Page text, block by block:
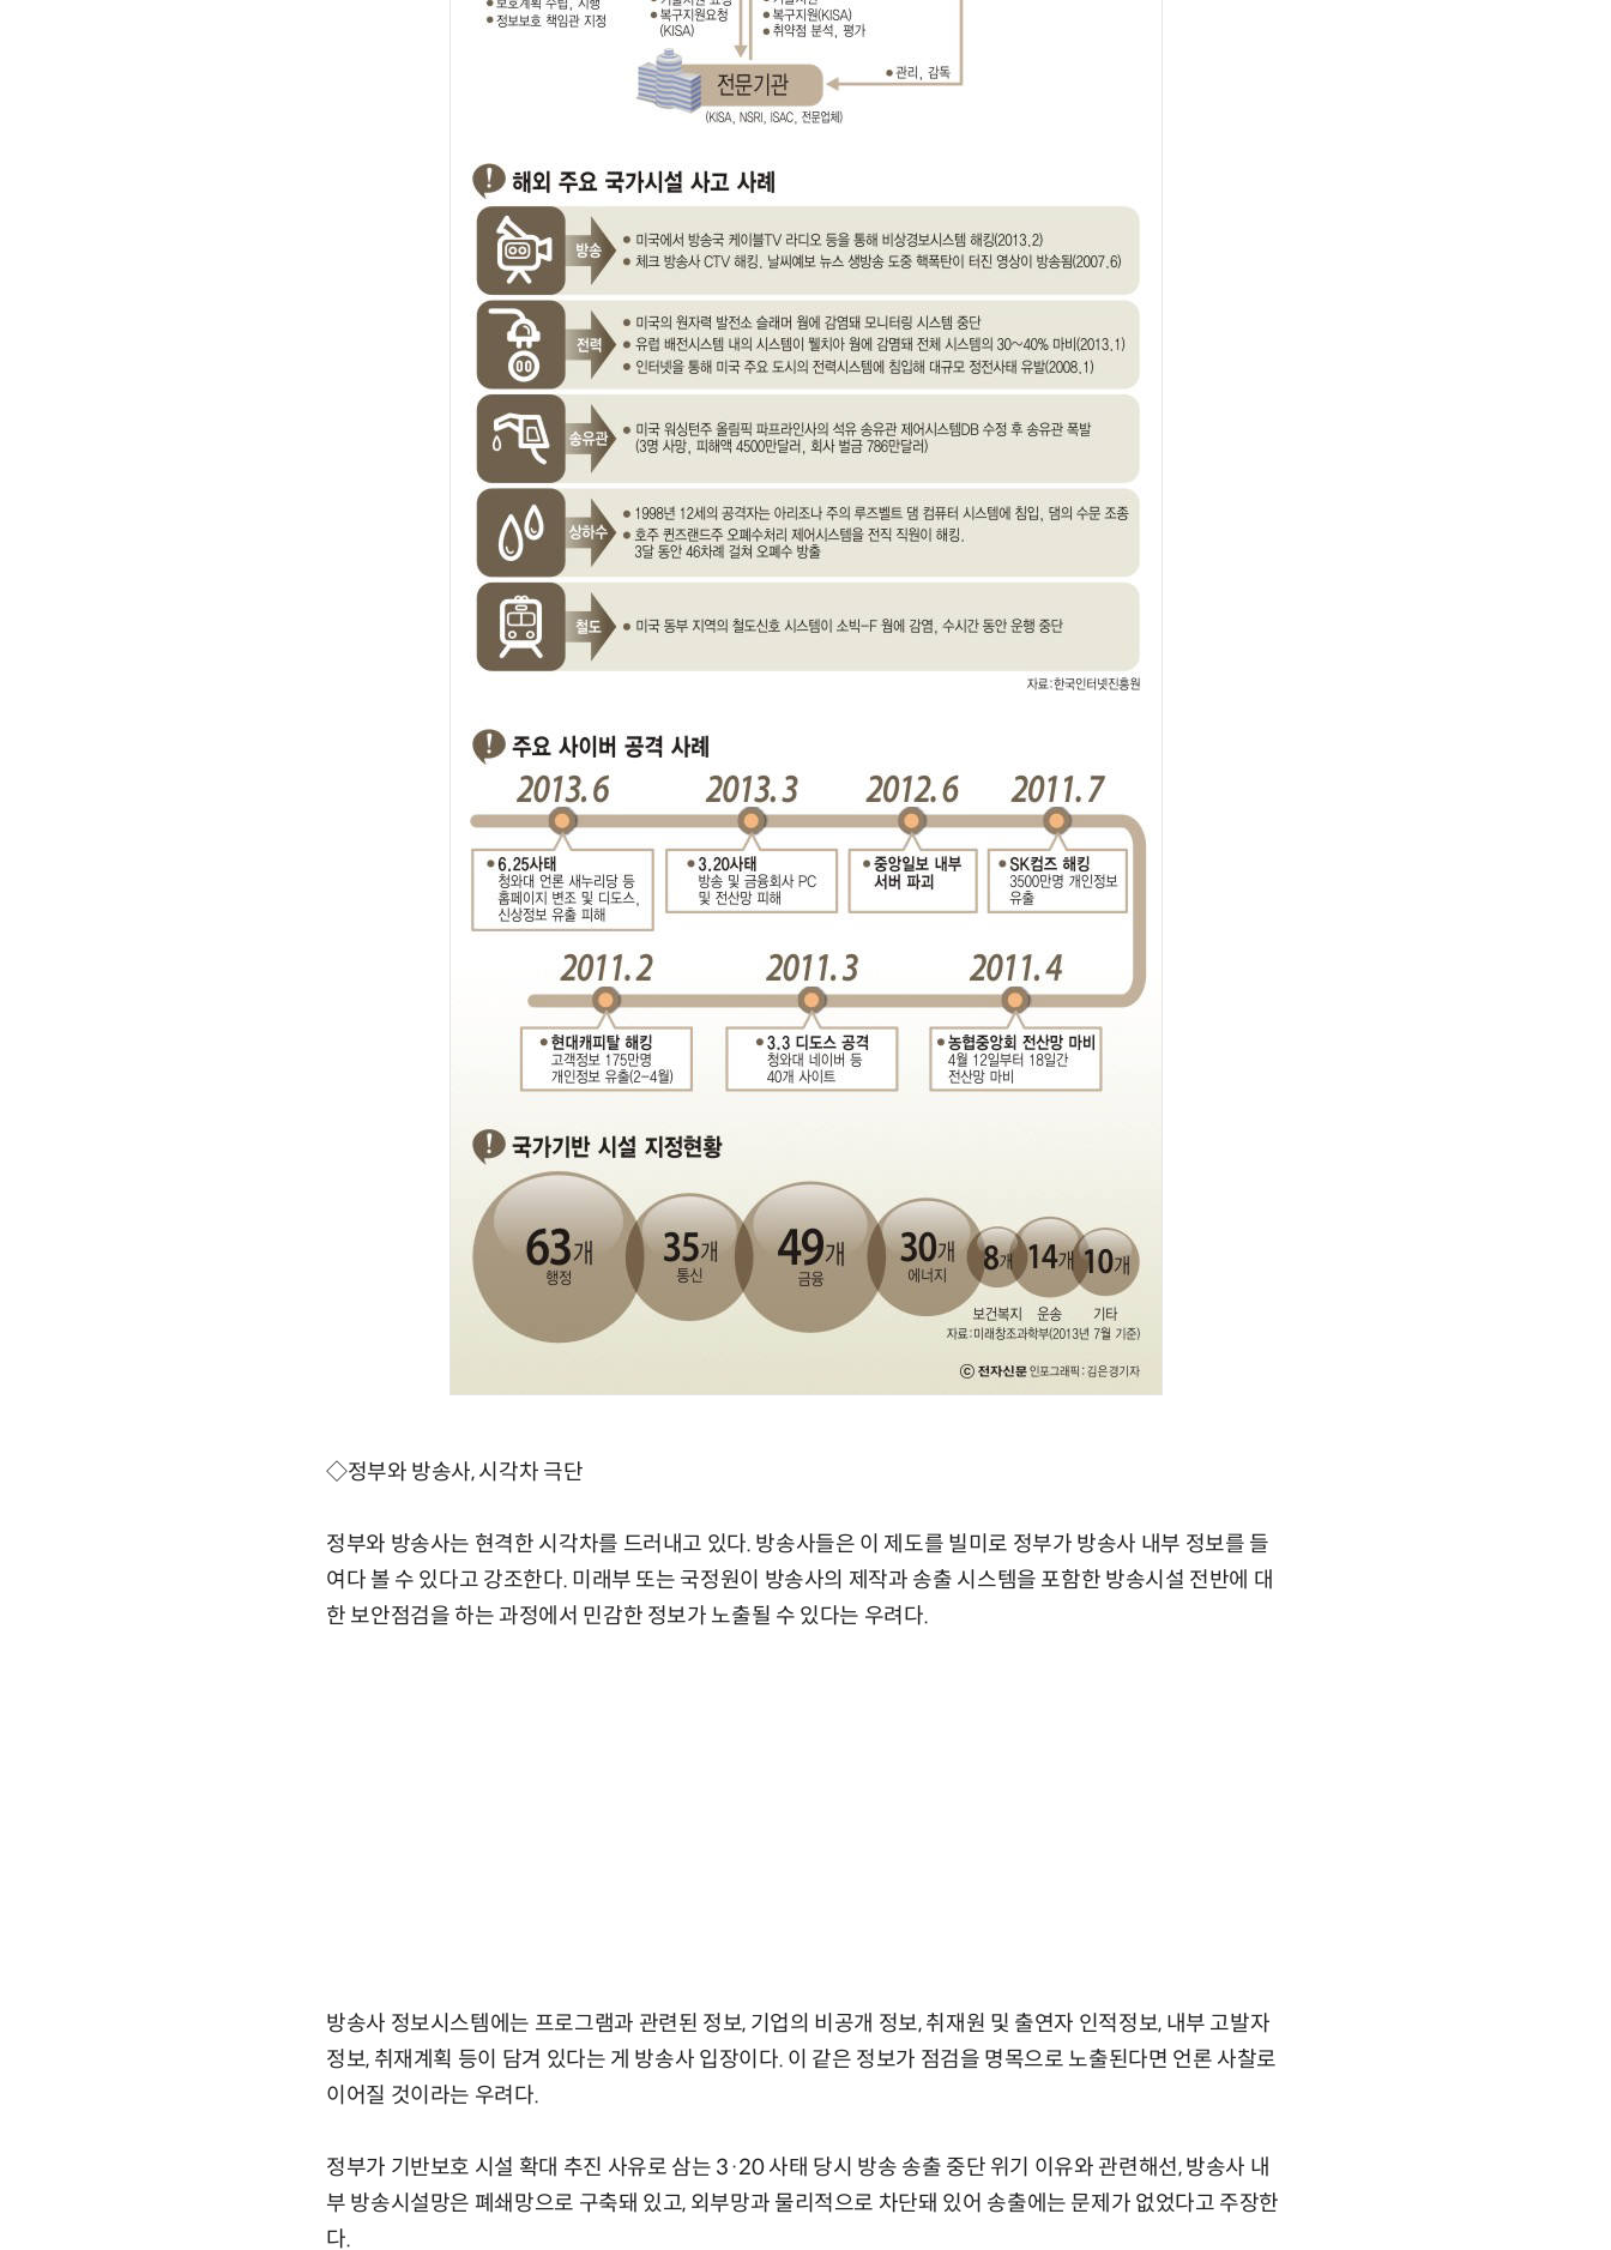
◇정부와 방송사, 시각차 극단
정부와 방송사는 현격한 시각차를 드러내고 있다. 방송사들은 이 제도를 빌미로 정부가 방송사 내부 정보를 들
여다 볼 수 있다고 강조한다. 미래부 또는 국정원이 방송사의 제작과 송출 시스템을 포함한 방송시설 전반에 대
한 보안점검을 하는 과정에서 민감한 정보가 노출될 수 있다는 우려다.
방송사 정보시스템에는 프로그램과 관련된 정보, 기업의 비공개 정보, 취재원 및 출연자 인적정보, 내부 고발자
정보, 취재계획 등이 담겨 있다는 게 방송사 입장이다. 이 같은 정보가 점검을 명목으로 노출된다면 언론 사찰로
이어질 것이라는 우려다.
정부가 기반보호 시설 확대 추진 사유로 삼는 3·20 사태 당시 방송 송출 중단 위기 이유와 관련해선, 방송사 내
부 방송시설망은 폐쇄망으로 구축돼 있고, 외부망과 물리적으로 차단돼 있어 송출에는 문제가 없었다고 주장한
다.